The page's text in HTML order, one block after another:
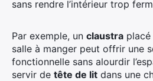
sans rendre l’intérieur trop
Par exemple, un claustra
salle à manger peut offrir une
fonctionnelle sans alourdir
servir de tête de lit dans une